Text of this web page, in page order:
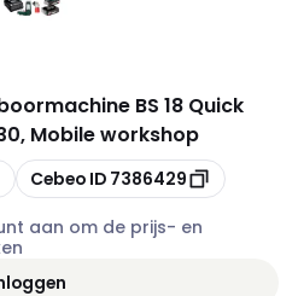
BS 18 Quick
Mobile workshop
Kopiëren
Cebeo ID 7386429
aan om de prijs- en